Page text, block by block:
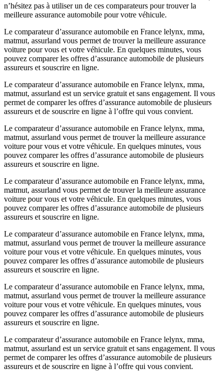
n’hésitez pas à utiliser un de ces comparateurs pour trouver la
meilleure assurance automobile pour votre véhicule.
Le comparateur d’assurance automobile en France lelynx, mma,
matmut, assurland vous permet de trouver la meilleure assurance
voiture pour vous et votre véhicule. En quelques minutes, vous
pouvez comparer les offres d’assurance automobile de plusieurs
assureurs et souscrire en ligne.
Le comparateur d’assurance automobile en France lelynx, mma,
matmut, assurland est un service gratuit et sans engagement. Il vous
permet de comparer les offres d’assurance automobile de plusieurs
assureurs et de souscrire en ligne à l’offre qui vous convient.
Le comparateur d’assurance automobile en France lelynx, mma,
matmut, assurland vous permet de trouver la meilleure assurance
voiture pour vous et votre véhicule. En quelques minutes, vous
pouvez comparer les offres d’assurance automobile de plusieurs
assureurs et souscrire en ligne.
Le comparateur d’assurance automobile en France lelynx, mma,
matmut, assurland vous permet de trouver la meilleure assurance
voiture pour vous et votre véhicule. En quelques minutes, vous
pouvez comparer les offres d’assurance automobile de plusieurs
assureurs et souscrire en ligne.
Le comparateur d’assurance automobile en France lelynx, mma,
matmut, assurland vous permet de trouver la meilleure assurance
voiture pour vous et votre véhicule. En quelques minutes, vous
pouvez comparer les offres d’assurance automobile de plusieurs
assureurs et souscrire en ligne.
Le comparateur d’assurance automobile en France lelynx, mma,
matmut, assurland vous permet de trouver la meilleure assurance
voiture pour vous et votre véhicule. En quelques minutes, vous
pouvez comparer les offres d’assurance automobile de plusieurs
assureurs et souscrire en ligne.
Le comparateur d’assurance automobile en France lelynx, mma,
matmut, assurland est un service gratuit et sans engagement. Il vous
permet de comparer les offres d’assurance automobile de plusieurs
assureurs et de souscrire en ligne à l’offre qui vous convient.